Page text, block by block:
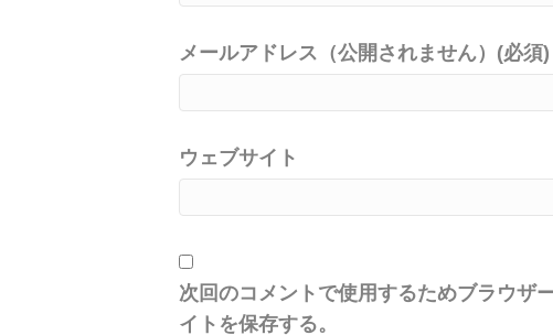
メールアドレス（公開されません）(必須)
ウェブサイト
次回のコメントで使用するためブラウザ
イトを保存する。